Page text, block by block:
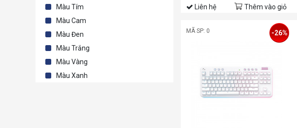
Màu Tím
Màu Cam
Màu Đen
Màu Trắng
Màu Vàng
Màu Xanh
Liên hệ Thêm vào giỏ
MÃ SP: 0 -26%